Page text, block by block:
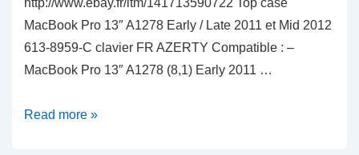
http://www.ebay.fr/itm/141713590722 Top case
MacBook Pro 13″ A1278 Early / Late 2011 et Mid 2012
613-8959-C clavier FR AZERTY Compatible : –
MacBook Pro 13″ A1278 (8,1) Early 2011 …
Top
Read more »